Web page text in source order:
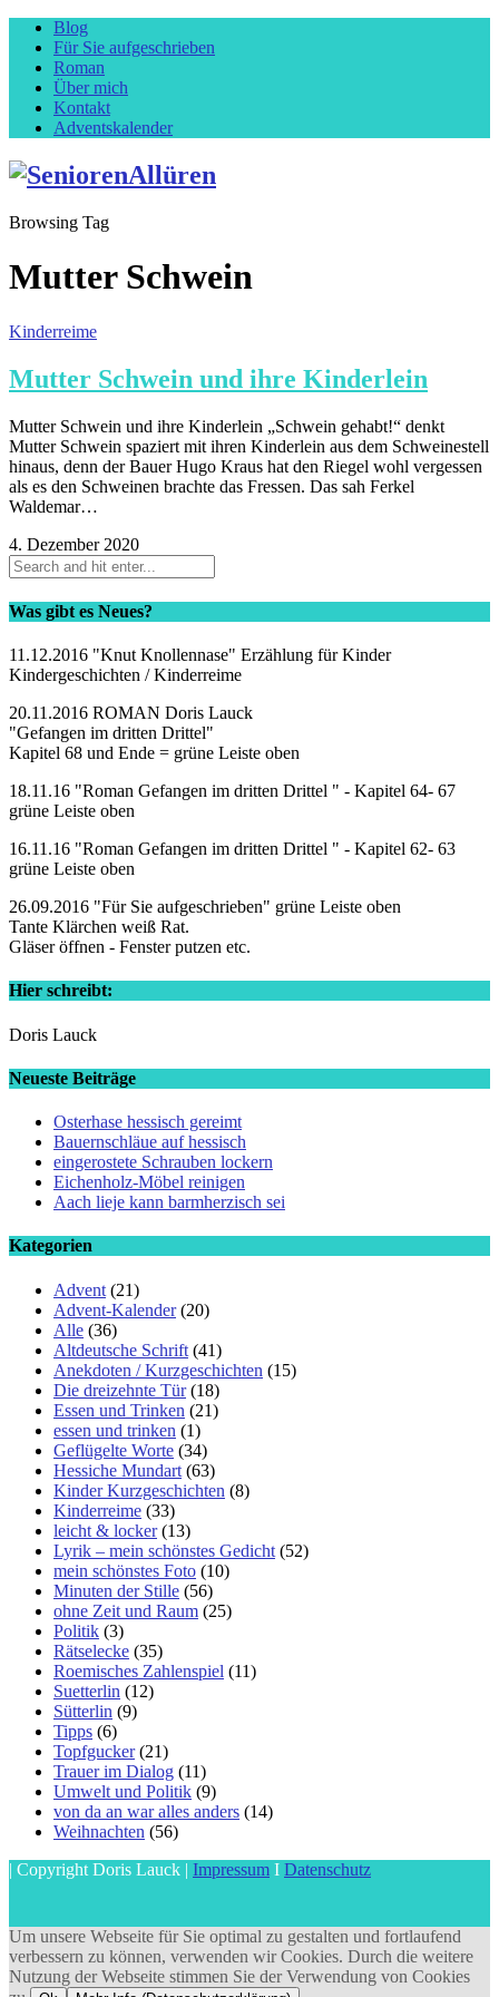
Blog
Für Sie aufgeschrieben
Roman
Über mich
Kontakt
Adventskalender
Browsing Tag
Mutter Schwein
Kinderreime
Mutter Schwein und ihre Kinderlein
Mutter Schwein und ihre Kinderlein „Schwein gehabt!“ denkt
Mutter Schwein spaziert mit ihren Kinderlein aus dem Schweinestell
hinaus, denn der Bauer Hugo Kraus hat den Riegel wohl vergessen
als es den Schweinen brachte das Fressen. Das sah Ferkel
Waldemar…
4. Dezember 2020
Was gibt es Neues?
11.12.2016 "Knut Knollennase" Erzählung für Kinder
Kindergeschichten / Kinderreime
20.11.2016 ROMAN Doris Lauck
"Gefangen im dritten Drittel"
Kapitel 68 und Ende = grüne Leiste oben
18.11.16 "Roman Gefangen im dritten Drittel " - Kapitel 64- 67
grüne Leiste oben
16.11.16 "Roman Gefangen im dritten Drittel " - Kapitel 62- 63
grüne Leiste oben
26.09.2016 "Für Sie aufgeschrieben" grüne Leiste oben
Tante Klärchen weiß Rat.
Gläser öffnen - Fenster putzen etc.
Hier schreibt:
Doris Lauck
Neueste Beiträge
Osterhase hessisch gereimt
Bauernschläue auf hessisch
eingerostete Schrauben lockern
Eichenholz-Möbel reinigen
Aach lieje kann barmherzisch sei
Kategorien
Advent (21)
Advent-Kalender(20)
Alle (36)
Altdeutsche Schrift (41)
Anekdoten / Kurzgeschichten (15)
Die dreizehnte Tür(18)
Essen und Trinken (21)
essen und trinken (1)
Geflügelte Worte (34)
Hessiche Mundart (63)
Kinder Kurzgeschichten (8)
Kinderreime (33)
leicht & locker(13)
Lyrik – mein schönstes Gedicht (52)
mein schönstes Foto (10)
Minuten der Stille (56)
ohne Zeit und Raum (25)
Politik (3)
Rätselecke (35)
Roemisches Zahlenspiel (11)
Suetterlin (12)
Sütterlin (9)
Tipps (6)
Topfgucker(21)
Trauer im Dialog (11)
Umwelt und Politik (9)
von da an war alles anders (14)
Weihnachten (56)
| Copyright Doris Lauck | Impressum I Datenschutz
Um unsere Webseite für Sie optimal zu gestalten und fortlaufend
verbessern zu können, verwenden wir Cookies. Durch die weitere
Nutzung der Webseite stimmen Sie der Verwendung von Cookies